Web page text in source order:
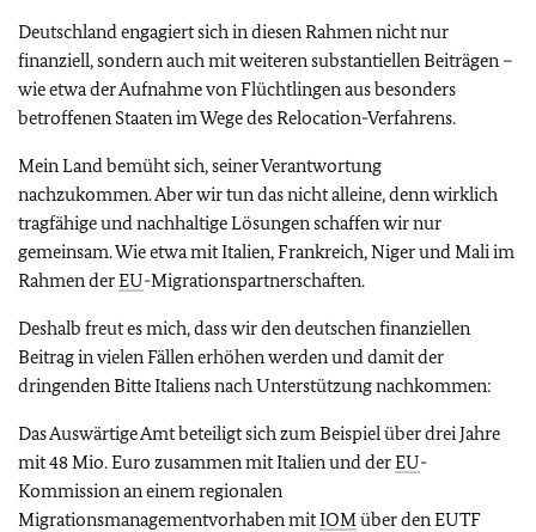
Deutschland engagiert sich in diesen Rahmen nicht nur
finanziell, sondern auch mit weiteren substantiellen Beiträgen –
wie etwa der Aufnahme von Flüchtlingen aus besonders
betroffenen Staaten im Wege des Relocation-Verfahrens.
Mein Land bemüht sich, seiner Verantwortung
nachzukommen. Aber wir tun das nicht alleine, denn wirklich
tragfähige und nachhaltige Lösungen schaffen wir nur
gemeinsam. Wie etwa mit Italien, Frankreich, Niger und Mali im
Rahmen derEU-Migrationspartnerschaften.
Deshalb freut es mich, dass wir den deutschen finanziellen
Beitrag in vielen Fällen erhöhen werden und damit der
dringenden Bitte Italiens nach Unterstützung nachkommen:
Das Auswärtige Amt beteiligt sich zum Beispiel über drei Jahre
mit 48 Mio. Euro zusammen mit Italien und derEU-
Kommission an einem regionalen
Migrationsmanagementvorhaben mitIOMüber den EUTF